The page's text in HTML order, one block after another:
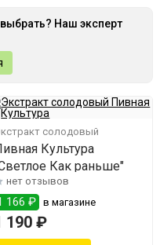
Наш эксперт
солодовый
Культура
Как раньше"
нет отзывов
166 ₽ в магазине
190 ₽